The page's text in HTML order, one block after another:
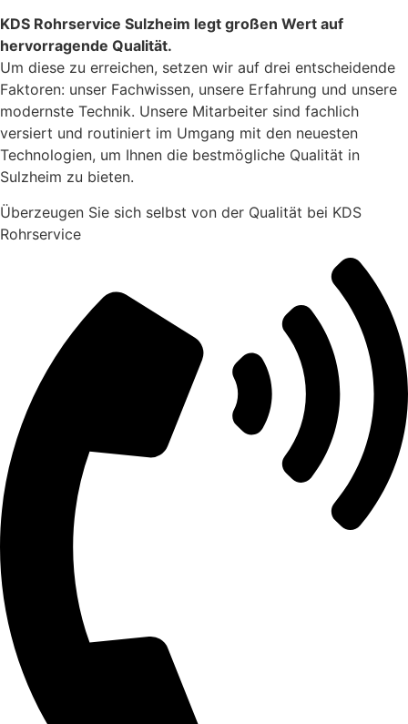
KDS Rohrservice Sulzheim legt großen Wert auf
hervorragende Qualität.
Um diese zu erreichen, setzen wir auf drei entscheidende
Faktoren: unser Fachwissen, unsere Erfahrung und unsere
modernste Technik. Unsere Mitarbeiter sind fachlich
versiert und routiniert im Umgang mit den neuesten
Technologien, um Ihnen die bestmögliche Qualität in
Sulzheim zu bieten.
Überzeugen Sie sich selbst von der Qualität bei KDS
Rohrservice